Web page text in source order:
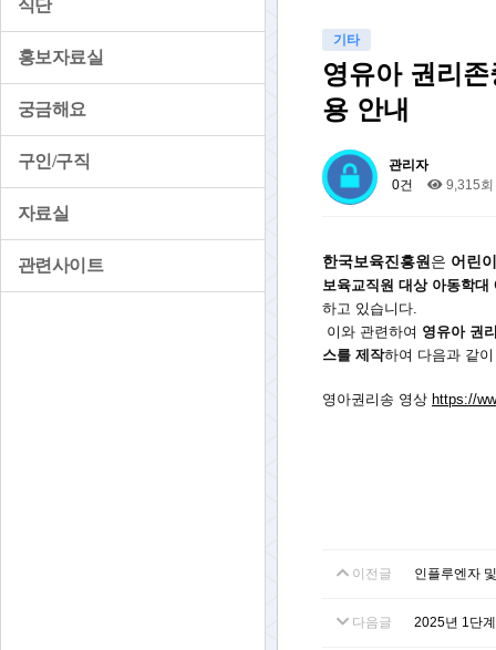
식단
홍보자료실
궁금해요
구인/구직
자료실
관련사이트
기타
영유아 권리
용 안내
관리자
0건
9,315회
한국보육진흥원 은 어린
보육교직원 대상 아동학
하고 있습니다.
이와 관련하여 영유아 권
스를 제작하여 다음과 같
영아권리송 영상 https://
이전글 인플루엔자
다음글 2025년 1단